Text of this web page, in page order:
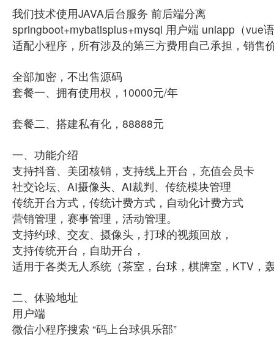
我们技术使用JAVA后台服务 前后端分离
springboot+mybatisplus+mysql 用户端 uniapp（vue
适配小程序，所有涉及的第三方费用自己承担，销售
全部加密，不出售源码
套餐一、拥有使用权，10000元/年
套餐二、搭建私有化，88888元
一、功能介绍
支持抖音、美团核销，支持线上开台，充值会员卡
社交论坛、AI摄像头、AI裁判、传统模块管理
传统开台方式，传统计费方式，自动化计费方式
营销管理，赛事管理，活动管理。
支持约球、交友、摄像头，打球的视频回放，
支持传统开台，自助开台，
适用于各类无人系统（茶室，台球，棋牌室，KTV，
二、体验地址
用户端
微信小程序搜索 “码上台球俱乐部”